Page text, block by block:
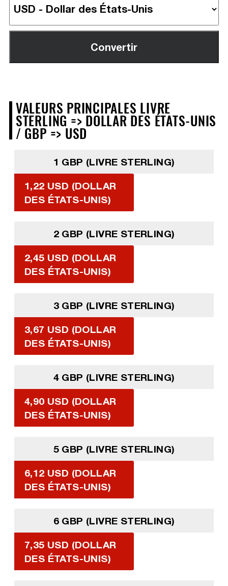
VALEURS PRINCIPALES LIVRE
STERLING => DOLLAR DES ÉTATS-UNIS
/ GBP => USD
1 GBP (LIVRE STERLING)
1,22 USD (DOLLAR
DES ÉTATS-UNIS)
2 GBP (LIVRE STERLING)
2,45 USD (DOLLAR
DES ÉTATS-UNIS)
3 GBP (LIVRE STERLING)
3,67 USD (DOLLAR
DES ÉTATS-UNIS)
4 GBP (LIVRE STERLING)
4,90 USD (DOLLAR
DES ÉTATS-UNIS)
5 GBP (LIVRE STERLING)
6,12 USD (DOLLAR
DES ÉTATS-UNIS)
6 GBP (LIVRE STERLING)
7,35 USD (DOLLAR
DES ÉTATS-UNIS)